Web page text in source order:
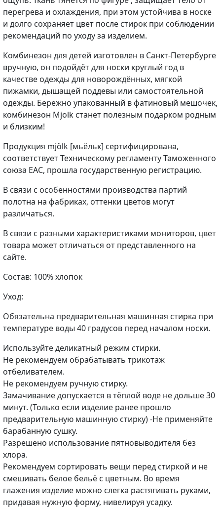
перегрева и охлаждения, при этом устойчива в носке
и долго сохраняет цвет после стирок при соблюдении
рекомендаций по уходу за изделием.
Комбинезон для детей изготовлен в Санкт-Петербурге
вручную, он подойдёт для носки круглый год в
качестве одежды для новорождённых, мягкой
пижамки, дышащей поддевы или самостоятельной
одежды. Бережно упакованный в фатиновый мешочек,
комбинезон Mjolk станет полезным подарком родным
и близким!
Продукция mjölk [мьёльк] сертифицирована,
соответствует Техническому регламенту Таможенного
союза EAC, прошла государственную регистрацию.
В связи с особенностями производства партий
полотна на фабриках, оттенки цветов могут
различаться.
В связи с разными характеристиками мониторов, цвет
товара может отличаться от представленного на
сайте.
Состав: 100% хлопок
Уход:
Обязательна предварительная машинная стирка при
температуре воды 40 градусов перед началом носки.
Используйте деликатный режим стирки.
Не рекомендуем обрабатывать трикотаж
отбеливателем.
Не рекомендуем ручную стирку.
Замачивание допускается в тёплой воде не дольше 30
минут. (Только если изделие ранее прошло
предварительную машинную стирку) -Не применяйте
барабанную сушку.
Разрешено использование пятновыводителя без
хлора.
Рекомендуем сортировать вещи перед стиркой и не
смешивать белое бельё с цветным. Во время
глажения изделие можно слегка растягивать руками,
придавая нужную форму, нивелируя усадку.